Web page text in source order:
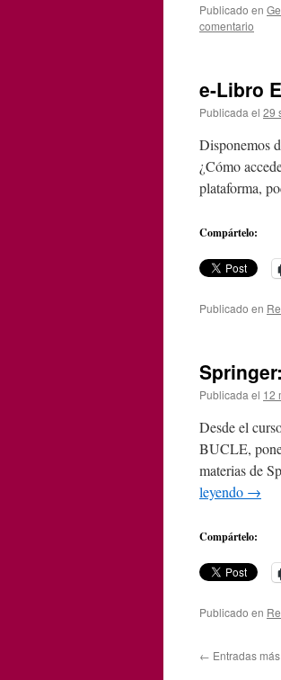
Publicado en
comentario
e-Libro
Publicada el 29
Disponemos
¿Cómo
plataforma,
Compártelo:
Publicado en
Publicada el 12
Desde el
BUCLE,
materias de
leyendo →
Compártelo:
Publicado en
← Entradas